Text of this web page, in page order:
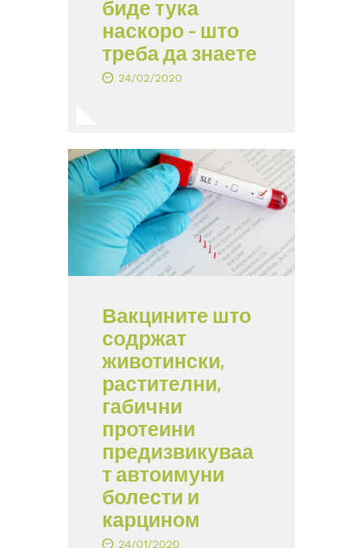
биде тука
наскоро – што
треба да знаете
24/02/2020
Вакцините што
содржат
животински,
растителни,
габични
протеини
предизвикуваа
т автоимуни
болести и
карцином
24/01/2020